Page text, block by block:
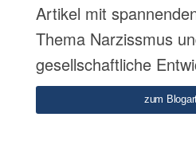
Artikel mit
Thema Narzissmus
gesellschaftliche
zum